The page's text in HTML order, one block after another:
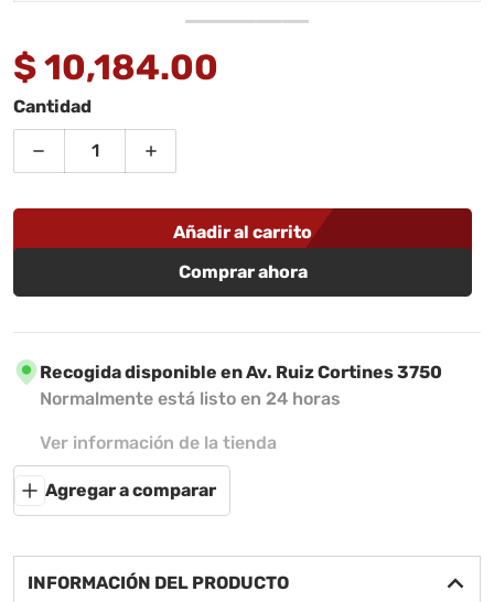
$ 10,184.00
Cantidad
Disminuir cantidad para Defensa Delantera
Aumentar cantidad para Defensa
Añadir al carrito
Comprar ahora
Agregar a comparar
Recogida disponible enAv. Ruiz Cortines 3750
Normalmente está listo en 24 horas
Ver información de la tienda
INFORMACIÓN DEL PRODUCTO